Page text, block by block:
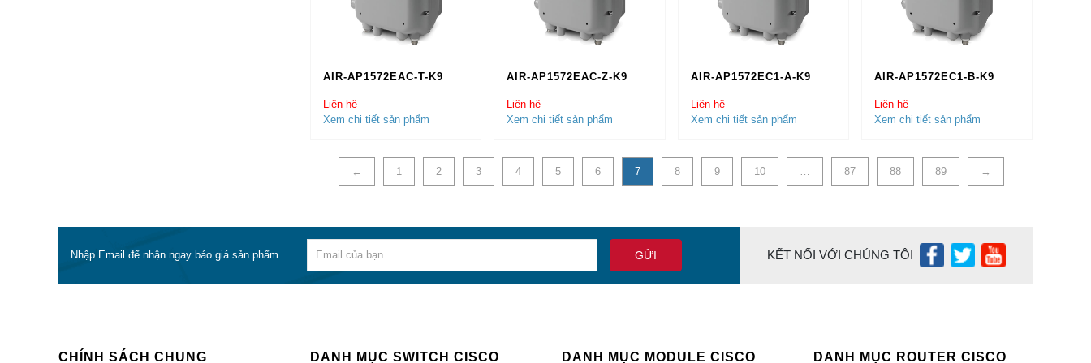
Đổi trả miễn phí trong 7 ngày.
Cho mượn thiết bị tương đương trong quá trình bảo hành
Hàng Chính Hãng 100%.
Bảo Hành 12 Tháng
CQ Cấp Trực Tiếp Cho End User
Có Thể Check Serial trên trang chủ Cisco
AIR-AP1572EAC-T-K9
Liên hệ
Xem chi tiết sản phẩm
AIR-AP1572EAC-Z-K9
Liên hệ
Xem chi tiết sản phẩm
AIR-AP1572EC1-A-K9
Liên hệ
Xem chi tiết sản phẩm
AIR-AP1572EC1-B-K9
Liên hệ
Xem chi tiết sản phẩm
← 1 2 3 4 5 6 7 8 9 10 87 88 89 →
Nhập Email để nhận ngay báo giá sản phẩm KẾT NỐI VỚI CHÚNG TÔI
CHÍNH SÁCH CHUNG DANH MỤC SWITCH CISCO DANH MỤC MODULE CISCO DANH MỤC ROUTER CISCO